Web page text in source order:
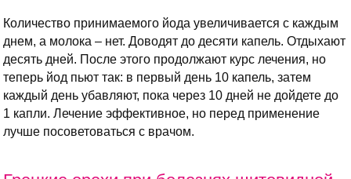
Количество принимаемого йода увеличивается с каждым
днем, а молока – нет. Доводят до десяти капель. Отдыхают
десять дней. После этого продолжают курс лечения, но
теперь йод пьют так: в первый день 10 капель, затем
каждый день убавляют, пока через 10 дней не дойдете до
1 капли. Лечение эффективное, но перед применение
лучше посоветоваться с врачом.